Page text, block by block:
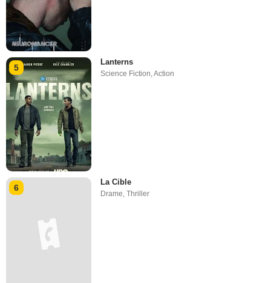
5
Lanterns
Science Fiction,Action
6
La Cible
Drame ,Thriller